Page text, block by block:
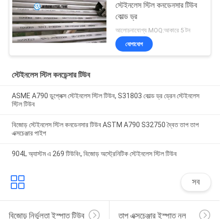
স্টেইনলেস স্টিল কনডেনসার টিউব
কোল্ড ড্র
আলোচনাযোগ্য MOQ:আকারে 5 টন
যোগাযোগ
স্টেইনলেস স্টিল কনডেন্সার টিউব
ASME A790 ডুপ্লেক্স স্টেইনলেস স্টিল টিউব, S31803 কোল্ড ড্র ড্রেন স্টেইনলেস
স্টিল টিউব
বিজোড় স্টেইনলেস স্টিল কনডেনসার টিউব ASTM A790 S32750 দ্বৈত তাপ তাপ
এক্সচেঞ্জার পাইপ
904L অ্যাস্টম এ 269 টিউবিং, বিজোড় অস্ট্রেনিটিক স্টেইনলেস স্টিল টিউব
সব
বিজোড় নির্ভুলতা ইস্পাত টিউব তাপ এক্সচেঞ্জার ইস্পাত নল